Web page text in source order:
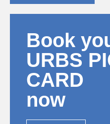
Book
URBS
CARD
now